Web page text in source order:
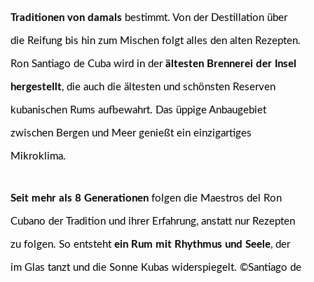
Traditionen von damals bestimmt. Von der Destillation über
die Reifung bis hin zum Mischen folgt alles den alten Rezepten.
Ron Santiago de Cuba wird in derältesten Brennerei der Insel
hergestellt, die auch die ältesten und schönsten Reserven
kubanischen Rums aufbewahrt. Das üppige Anbaugebiet
zwischen Bergen und Meer genießt ein einzigartiges
Mikroklima.
Seit mehr als 8 Generationen folgen die Maestros del Ron
Cubano der Tradition und ihrer Erfahrung, anstatt nur Rezepten
zu folgen. So entsteht ein Rum mit Rhythmus und Seele, der
im Glas tanzt und die Sonne Kubas widerspiegelt. ©Santiago de